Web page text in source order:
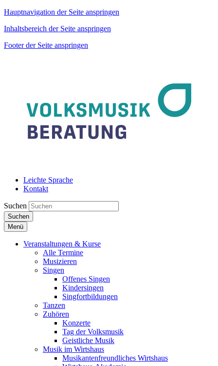
Hauptnavigation der Seite anspringen
Inhaltsbereich der Seite anspringen
Footer der Seite anspringen
Leichte Sprache
Kontakt
Suchen
Suchen
Menü
Veranstaltungen & Kurse
Alle Termine
Musizieren
Singen
Offenes Singen
Kindersingen
Singfortbildungen
Tanzen
Zuhören
Konzerte
Tag der Volksmusik
Geistliche Musik
Musik im Wirtshaus
Musikantenfreundliches Wirtshaus